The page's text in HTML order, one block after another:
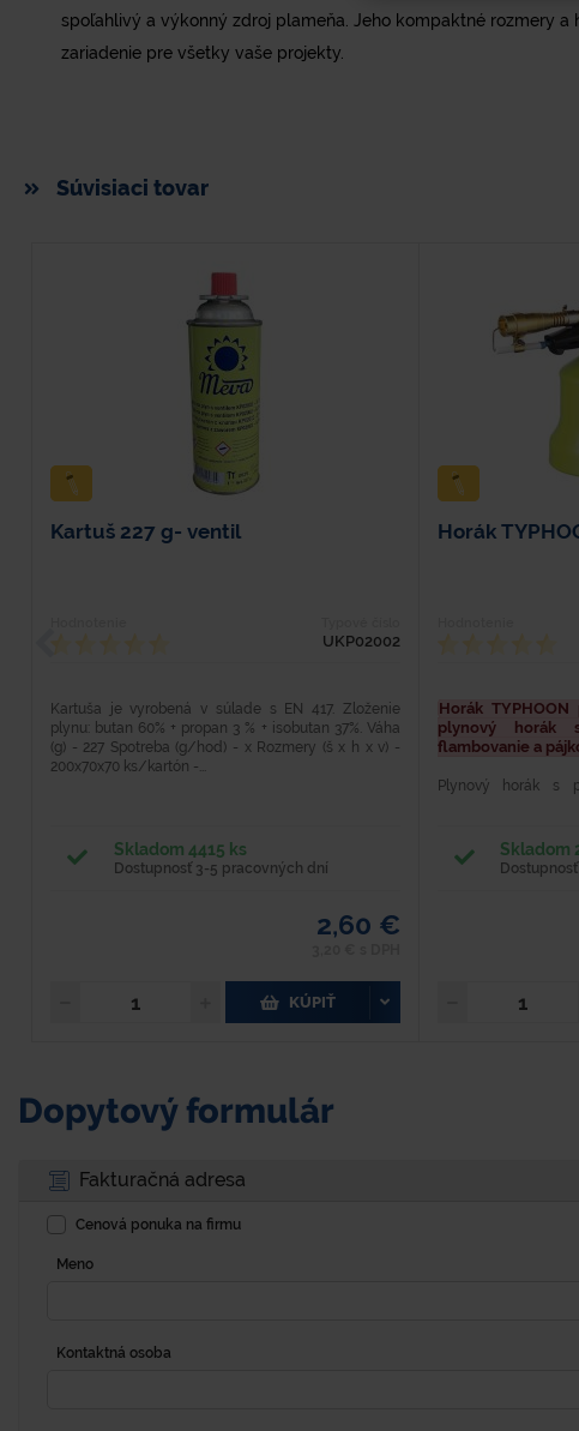
spoľahlivý a výkonný zdroj plameňa. Jeho kompaktné rozmery a
zariadenie pre všetky vaše projekty.
Súvisiaci tovar
Kartuš 227 g- ventil
UKP02002
Kartuša je vyrobená v súlade s EN 417. Zloženie
plynu: butan 60% + propan 3 % + isobutan 37%. Váha
(g) - 227 Spotreba (g/hod) - x Rozmery (š x h x v) -
200x70x70 ks/kartón -...
Skladom 4415 ks
Dostupnosť 3-5 pracovných dní
2,60 €
KÚPIŤ
Horák
Horák
plynový horák
flambovanie a
Plynový horák s
stupňov (aj poSkladom
Dopytový formulár
Fakturačná adresa
Cenová ponuka na firmu
Meno
Kontaktná osoba